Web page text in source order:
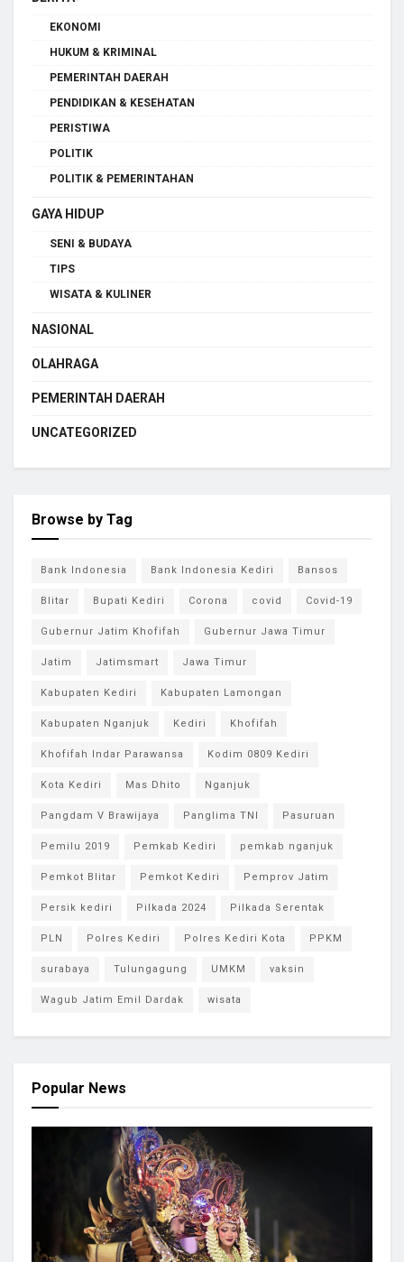
EKONOMI
HUKUM & KRIMINAL
PEMERINTAH DAERAH
PENDIDIKAN & KESEHATAN
PERISTIWA
POLITIK
POLITIK & PEMERINTAHAN
GAYA HIDUP
SENI & BUDAYA
TIPS
WISATA & KULINER
NASIONAL
OLAHRAGA
PEMERINTAH DAERAH
UNCATEGORIZED
Browse by Tag
Bank Indonesia Bank Indonesia Kediri Bansos
Blitar Bupati Kediri Corona covid Covid-19
Gubernur Jatim Khofifah Gubernur Jawa Timur
Jatim Jatimsmart Jawa Timur
Kabupaten Kediri Kabupaten Lamongan
Kabupaten Nganjuk Kediri Khofifah
Khofifah Indar Parawansa Kodim 0809 Kediri
Kota Kediri Mas Dhito Nganjuk
Pangdam V Brawijaya Panglima TNI Pasuruan
Pemilu 2019 Pemkab Kediri pemkab nganjuk
Pemkot Blitar Pemkot Kediri Pemprov Jatim
Persik kediri Pilkada 2024 Pilkada Serentak
PLN Polres Kediri Polres Kediri Kota PPKM
surabaya Tulungagung UMKM vaksin
Wagub Jatim Emil Dardak wisata
Popular News